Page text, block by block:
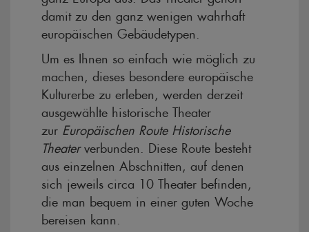
damit zu den ganz wenigen wahrhaft
europäischen Gebäudetypen.
Um es Ihnen so einfach wie möglich zu
machen, dieses besondere europäische
Kulturerbe zu erleben, werden derzeit
ausgewählte historische Theater
zur Europäischen Route Historische
Theaterverbunden. Diese Route besteht
aus einzelnen Abschnitten, auf denen
sich jeweils circa 10 Theater befinden,
die man bequem in einer guten Woche
bereisen kann.